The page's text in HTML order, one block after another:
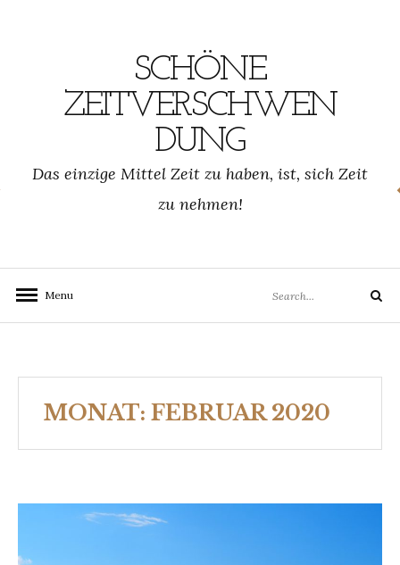
SCHÖNE
ZEITVERSCHWEN
DUNG
Das einzige Mittel Zeit zu haben, ist, sich Zeit
zu nehmen!
Menu
for:
Search
MONAT: FEBRUAR 2020